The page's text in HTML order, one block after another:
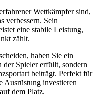
Wettkämpfer sind,
verbessern. Sein
eine stabile Leistung,
zählt.
haben Sie ein
Spieler erfüllt, sondern
beiträgt. Perfekt für
Ausrüstung investieren
dem Platz.